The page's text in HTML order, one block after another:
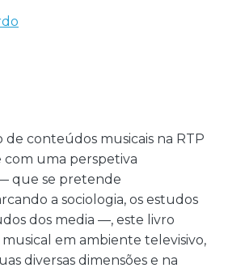
de conteúdos musicais na RTP
com uma perspetiva
que se pretende
a sociologia, os estudos
dos media —, este livro
em ambiente televisivo,
diversas dimensões e na